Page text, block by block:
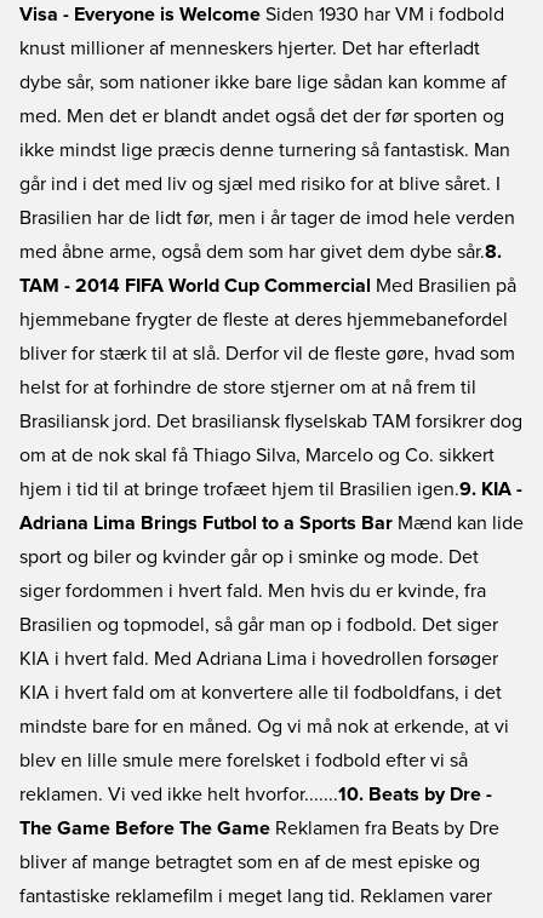
Visa - Everyone is Welcome Siden 1930 har VM i fodbold
knust millioner af menneskers hjerter. Det har efterladt
dybe sår, som nationer ikke bare lige sådan kan komme af
med. Men det er blandt andet også det der før sporten og
ikke mindst lige præcis denne turnering så fantastisk. Man
går ind i det med liv og sjæl med risiko for at blive såret. I
Brasilien har de lidt før, men i år tager de imod hele verden
med åbne arme, også dem som har givet dem dybe sår.8.
TAM - 2014 FIFA World Cup Commercial
Med Brasilien på
hjemmebane frygter de fleste at deres hjemmebanefordel
bliver for stærk til at slå. Derfor vil de fleste gøre, hvad som
helst for at forhindre de store stjerner om at nå frem til
Brasiliansk jord. Det brasiliansk flyselskab TAM forsikrer dog
om at de nok skal få Thiago Silva, Marcelo og Co. sikkert
hjem i tid til at bringe trofæet hjem til Brasilien igen.9. KIA -
Adriana Lima Brings Futbol to a Sports Bar Mænd kan lide
sport og biler og kvinder går op i sminke og mode. Det
siger fordommen i hvert fald. Men hvis du er kvinde, fra
Brasilien og topmodel, så går man op i fodbold. Det siger
KIA i hvert fald. Med Adriana Lima i hovedrollen forsøger
KIA i hvert fald om at konvertere alle til fodboldfans, i det
mindste bare for en måned. Og vi må nok at erkende, at vi
blev en lille smule mere forelsket i fodbold efter vi så
reklamen. Vi ved ikke helt hvorfor.......10. Beats by Dre -
The Game Before The Game Reklamen fra Beats by Dre
bliver af mange betragtet som en af de mest episke og
fantastiske reklamefilm i meget lang tid. Reklamen varer